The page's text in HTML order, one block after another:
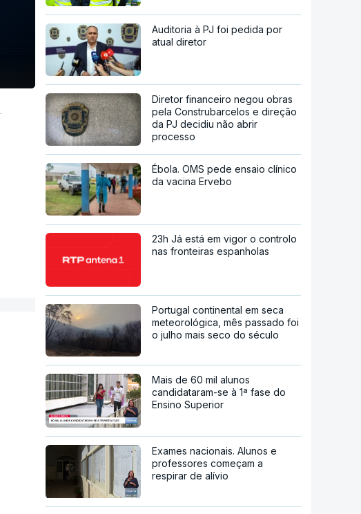
Auditoria à PJ foi pedida por
atual diretor
Diretor financeiro negou obras
pela Construbarcelos e direção
da PJ decidiu não abrir
processo
Ébola. OMS pede ensaio clínico
da vacina Ervebo
23h Já está em vigor o controlo
nas fronteiras espanholas
Portugal continental em seca
meteorológica, mês passado foi
o julho mais seco do século
Mais de 60 mil alunos
candidataram-se à 1ª fase do
Ensino Superior
Exames nacionais. Alunos e
professores começam a
respirar de alívio